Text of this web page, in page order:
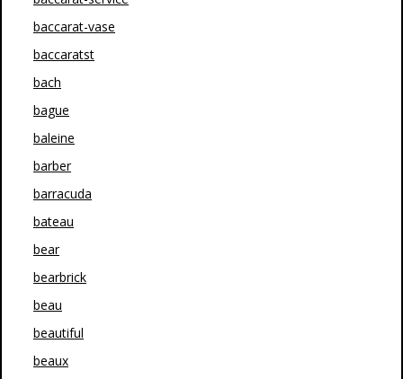
baccarat-vase
baccaratst
bach
bague
baleine
barber
barracuda
bateau
bear
bearbrick
beau
beautiful
beaux